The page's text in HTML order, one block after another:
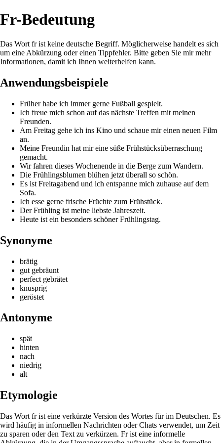
Fr-Bedeutung
Das Wort fr ist keine deutsche Begriff. Möglicherweise handelt es sich
um eine Abkürzung oder einen Tippfehler. Bitte geben Sie mir mehr
Informationen, damit ich Ihnen weiterhelfen kann.
Anwendungsbeispiele
Früher habe ich immer gerne Fußball gespielt.
Ich freue mich schon auf das nächste Treffen mit meinen
Freunden.
Am Freitag gehe ich ins Kino und schaue mir einen neuen Film
an.
Meine Freundin hat mir eine süße Frühstücksüberraschung
gemacht.
Wir fahren dieses Wochenende in die Berge zum Wandern.
Die Frühlingsblumen blühen jetzt überall so schön.
Es ist Freitagabend und ich entspanne mich zuhause auf dem
Sofa.
Ich esse gerne frische Früchte zum Frühstück.
Der Frühling ist meine liebste Jahreszeit.
Heute ist ein besonders schöner Frühlingstag.
Synonyme
brätig
gut gebräunt
perfect gebrätet
knusprig
geröstet
Antonyme
spät
hinten
nach
niedrig
alt
Etymologie
Das Wort fr ist eine verkürzte Version des Wortes für im Deutschen. Es
wird häufig in informellen Nachrichten oder Chats verwendet, um Zeit
zu sparen oder den Text zu verkürzen. Fr ist eine informelle